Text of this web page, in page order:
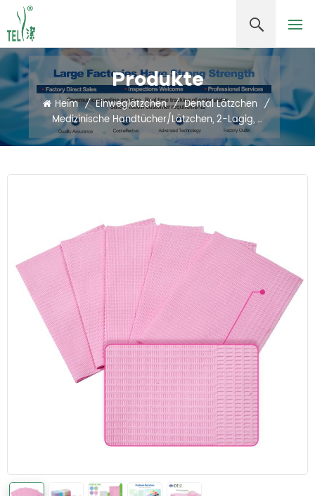
Produkte
Heim / Einweglätzchen / Dental Lätzchen /
Medizinische Handtücher/Lätzchen, 2-Lagig, Mit Polyethylen-Rückseite